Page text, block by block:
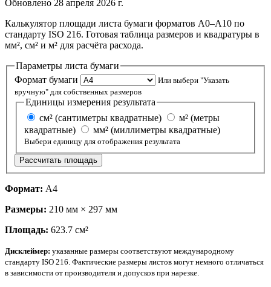
Обновлено 28 апреля 2026 г.
Калькулятор площади листа бумаги форматов A0–A10 по
стандарту ISO 216. Готовая таблица размеров и квадратуры в
мм², см² и м² для расчёта расхода.
Параметры листа бумаги
Формат бумаги
Или выбери "Указать
вручную" для собственных размеров
Единицы измерения результата
см² (сантиметры квадратные)
квадратные)
мм² (миллиметры квадратные)
Выбери единицу для отображения результата
Рассчитать площадь
Формат: A4
Размеры: 210 мм × 297 мм
Площадь: 623.7 см²
Дисклеймер: указанные размеры соответствуют международному
стандарту ISO 216. Фактические размеры листов могут немного отличаться
в зависимости от производителя и допусков при нарезке.